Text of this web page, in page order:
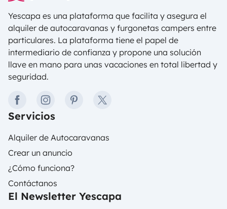
Yescapa es una plataforma que facilita y asegura el
alquiler de autocaravanas y furgonetas campers entre
particulares. La plataforma tiene el papel de
intermediario de confianza y propone una solución
llave en mano para unas vacaciones en total libertad y
seguridad.
facebookinstagrampinteresttwitter
Servicios
Alquiler de Autocaravanas
Crear un anuncio
¿Cómo funciona?
Contáctanos
El Newsletter Yescapa